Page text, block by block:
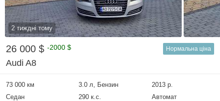
2 тиждні тому
26 000 $ -2000 $ Нормальна ціна
Audi A8
73 000 км 3.0 л, Бензин
2013 р.
Седан
290 к.с.
Автомат